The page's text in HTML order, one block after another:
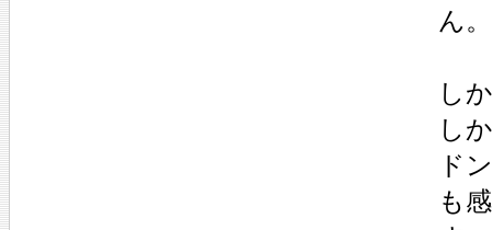
ん。
し
し
ド
も